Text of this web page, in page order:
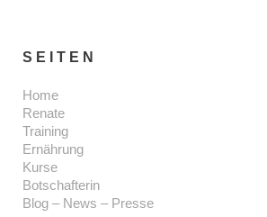
SEITEN
Home
Renate
Training
Ernährung
Kurse
Botschafterin
Blog – News – Presse